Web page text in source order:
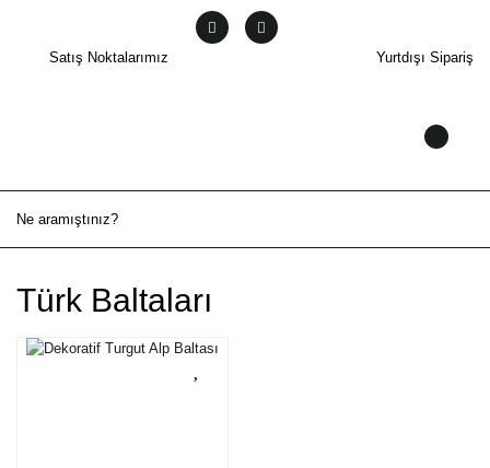
Satış Noktalarımız Yurtdışı Sipariş
Türk Baltaları